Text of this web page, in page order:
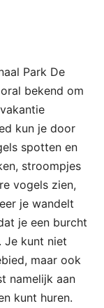
Park De
bekend om
kun je door
spotten en
stroompjes
vogels zien,
je wandelt
je een burcht
Je kunt niet
maar ook
namelijk aan
kunt huren.